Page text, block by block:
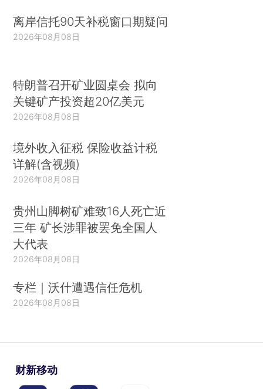
离岸信托90天补税窗口期疑问
2026年08月08日
特朗普召开矿业圆桌会 拟向
关键矿产投资超20亿美元
2026年08月08日
境外收入征税 保险收益计税
详解(含视频)
2026年08月08日
贵州山脚树矿难致16人死亡近
三年 矿长涉罪被罢免全国人
大代表
2026年08月08日
专栏｜沃什遭遇信任危机
2026年08月08日
财新移动